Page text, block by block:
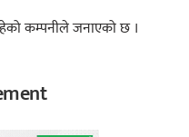
रहेको कम्पनीले जनाएको छ ।